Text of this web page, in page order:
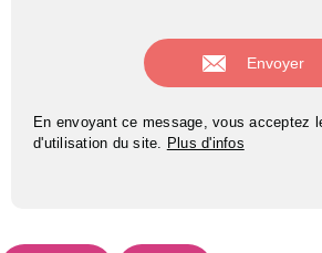
En envoyant ce message, vous acceptez
d'utilisation du site. Plus d'infos